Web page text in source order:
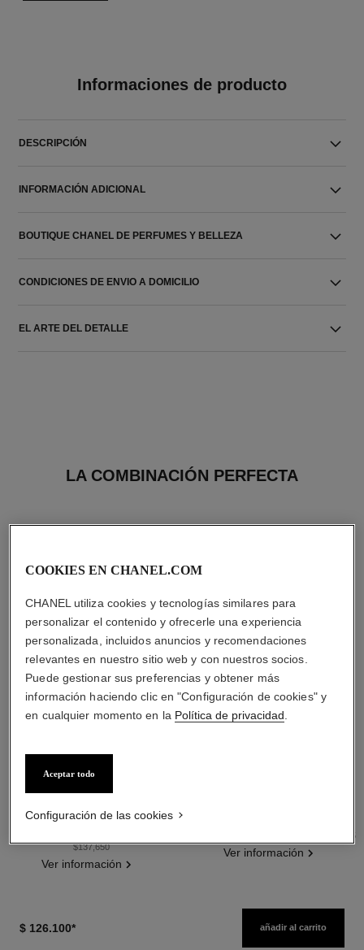
Informaciones de producto
DESCRIPCIÓN
INFORMACIÓN ADICIONAL
BOUTIQUE CHANEL DE PERFUMES Y BELLEZA
CONDICIONES DE ENVIO A DOMICILIO
EL ARTE DEL DETALLE
LA COMBINACIÓN PERFECTA
Armonía de Tres Polvos Efecto
Buena Cara, Polvos
Bronceadores, Rubor e
Iluminador. Rostro, Cuello Y
Ref. 186362
5 tonos disponibles
$137,650
Ver información
Precio sin Impuestos Nacionales: $88,085
Ver información
$ 126.100* añadir al carrito
COOKIES EN CHANEL.COM
CHANEL utiliza cookies y tecnologías similares para
personalizar el contenido y ofrecerle una experiencia
personalizada, incluidos anuncios y recomendaciones
relevantes en nuestro sitio web y con nuestros socios.
Puede gestionar sus preferencias y obtener más
información haciendo clic en "Configuración de cookies" y
en cualquier momento en la Política de privacidad
Aceptar todo
Configuración de las cookies